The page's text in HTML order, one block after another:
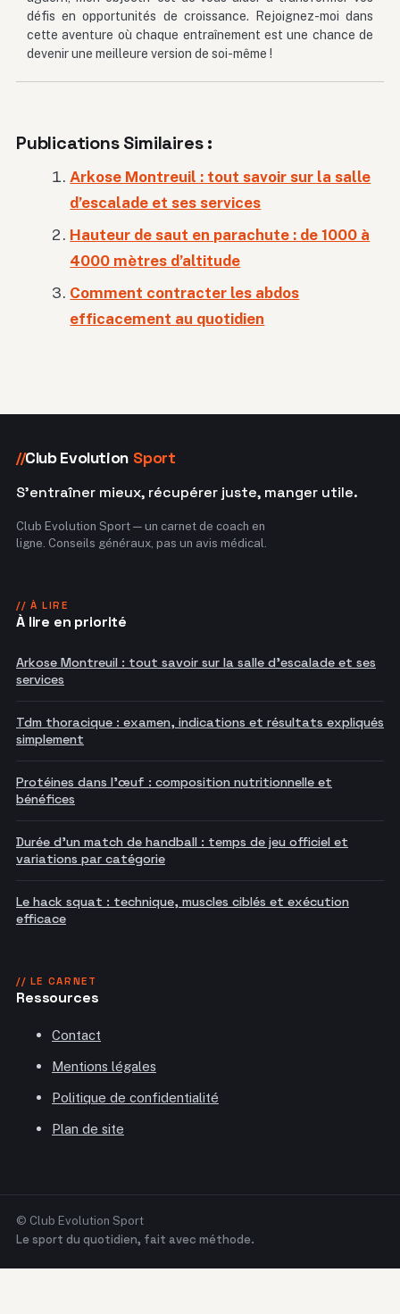
défis en opportunités de croissance. Rejoignez-moi dans
cette aventure où chaque entraînement est une chance de
devenir une meilleure version de soi-même !
Publications Similaires :
Arkose Montreuil : tout savoir sur la salle
d’escalade et ses services
Hauteur de saut en parachute : de 1000 à
4000 mètres d’altitude
Comment contracter les abdos
efficacement au quotidien
//Club Evolution Sport
S'entraîner mieux, récupérer juste, manger utile.
Club Evolution Sport — un carnet de coach en
ligne. Conseils généraux, pas un avis médical.
// À LIRE
À lire en priorité
Arkose Montreuil : tout savoir sur la salle d'escalade et ses
services
Tdm thoracique : examen, indications et résultats expliqués
simplement
Protéines dans l'œuf : composition nutritionnelle et
bénéfices
Durée d'un match de handball : temps de jeu officiel et
variations par catégorie
Le hack squat : technique, muscles ciblés et exécution
efficace
// LE CARNET
Ressources
Contact
Mentions légales
Politique de confidentialité
Plan de site
© Club Evolution Sport
Le sport du quotidien, fait avec méthode.